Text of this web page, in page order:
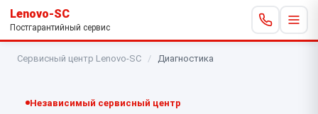
Lenovo-SC
Постгарантийный сервис
Сервисный центр Lenovo-SC / Диагностика
Независимый сервисный центр